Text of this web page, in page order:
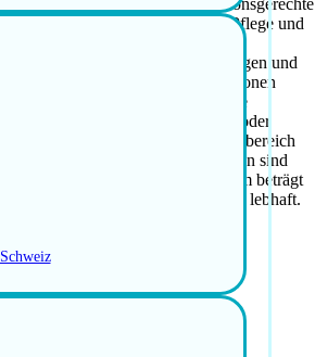
und plant die Ressourcen für Pflege und
sowie Bezugspersonen. Die
wie die Erfassung von Leistungen und
richtiges Handeln in Notfallsituationen
Aufgabenspektrum der diplomierte
als Pflegefachfrau oder
Weiterbildungen im Fachbereich
und gute Umgangsformen sind
Art werden erwartet. Das Pensum beträgt
einem interdisziplinären Team ist lebhaft.
attraktiv.